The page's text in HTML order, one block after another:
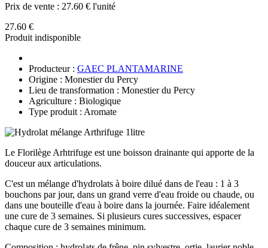
Prix de vente : 27.60 € l'unité
27.60 €
Produit indisponible
Producteur : GAEC PLANTAMARINE
Origine : Monestier du Percy
Lieu de transformation : Monestier du Percy
Agriculture : Biologique
Type produit : Aromate
Le Florilège Arhtrifuge est une boisson drainante qui apporte de la
douceur aux articulations.
C'est un mélange d'hydrolats à boire dilué dans de l'eau : 1 à 3
bouchons par jour, dans un grand verre d'eau froide ou chaude, ou
dans une bouteille d'eau à boire dans la journée. Faire idéalement
une cure de 3 semaines. Si plusieurs cures successives, espacer
chaque cure de 3 semaines minimum.